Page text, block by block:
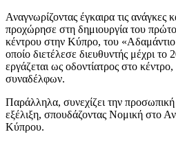
Αναγνωρίζοντας έγκαιρα τις ανάγκες
προχώρησε στη δημιουργία του
κέντρου στην Κύπρο, του
οποίο διετέλεσε διευθυντής μέχρι το
εργάζεται ως οδοντίατρος στο
συναδέλφων.
Παράλληλα, συνεχίζει την προσωπική
εξέλιξη, σπουδάζοντας Νομική στο
Κύπρου.